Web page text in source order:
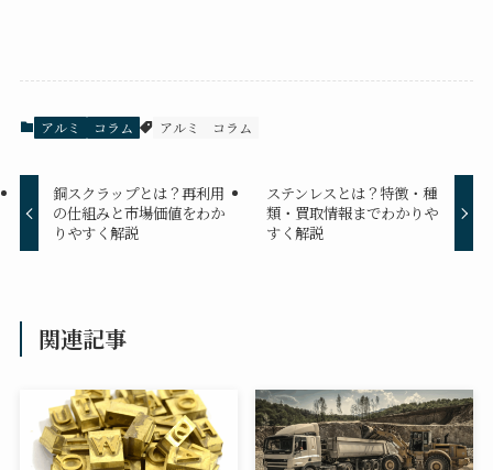
アルミ コラム アルミ コラム
銅スクラップとは？再利用
の仕組みと市場価値をわか
りやすく解説
ステンレスとは？特徴・種
類・買取情報までわかりや
すく解説
関連記事